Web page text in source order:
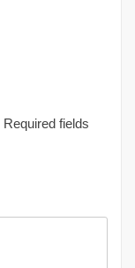
Required fields